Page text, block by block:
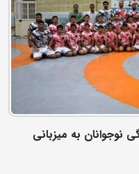
نوجوانان به میزبانی